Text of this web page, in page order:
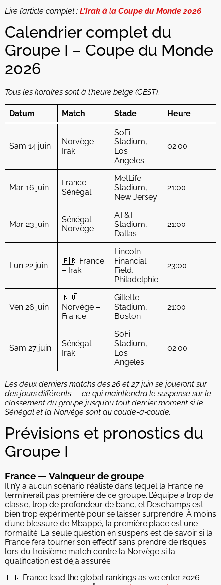
Lire l’article complet : L’Irak à la Coupe du Monde 2026
Calendrier complet du
Groupe I – Coupe du Monde
2026
Tous les horaires sont à l’heure belge (CEST).
Datum Match Stade Heure
Sam 14 juin
Norvège –
Irak
SoFi
Stadium,
Los
Angeles
02:00
Mar 16 juin
France –
Sénégal
MetLife
Stadium,
New Jersey
21:00
Mar 23 juin
Sénégal –
Norvège
AT&T
Stadium,
Dallas
21:00
Lun 22 juin
🇫🇷 France
– Irak
Lincoln
Financial
Field,
Philadelphie
23:00
Ven 26 juin
🇳🇴
Norvège –
France
Gillette
Stadium,
Boston
21:00
Sam 27 juin
Sénégal –
Irak
SoFi
Stadium,
Los
Angeles
02:00
Les deux derniers matchs des 26 et 27 juin se joueront sur
des jours différents — ce qui maintiendra le suspense sur le
classement du groupe jusqu’au tout dernier moment si le
Sénégal et la Norvège sont au coude-à-coude.
Prévisions et pronostics du
Groupe I
France — Vainqueur de groupe
Il n’y a aucun scénario réaliste dans lequel la France ne
terminerait pas première de ce groupe. L’équipe a trop de
classe, trop de profondeur de banc, et Deschamps est
bien trop expérimenté pour se laisser surprendre. À moins
d’une blessure de Mbappé, la première place est une
formalité. La seule question en suspens est de savoir si la
France fera tourner son effectif sans prendre de risques
lors du troisième match contre la Norvège si la
qualification est déjà assurée.
🇫🇷 France lead the global rankings as we enter 2026